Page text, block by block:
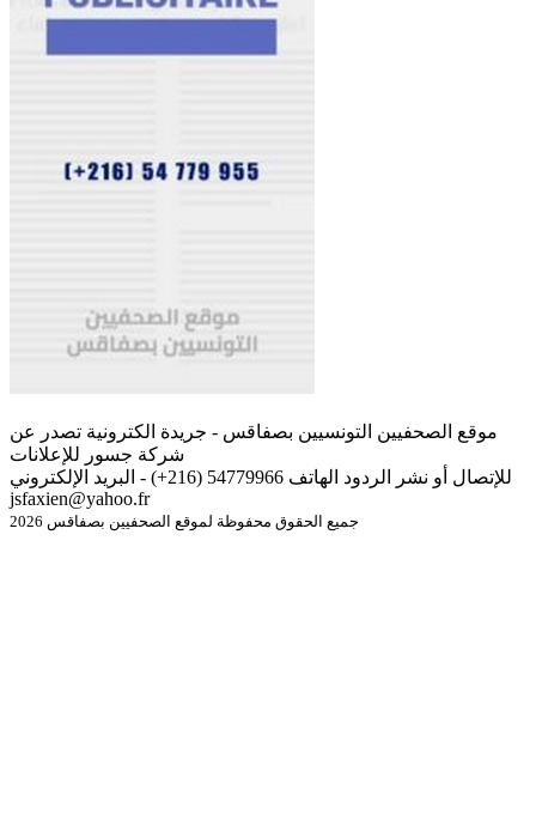
موقع الصحفيين التونسيين بصفاقس - جريدة الكترونية تصدر عن
شركة جسور للإعلانات
للإتصال أو نشر الردود الهاتف 54779966 (216+) - البريد الإلكتروني
jsfaxien@yahoo.fr
جميع الحقوق محفوظة لموقع الصحفيين بصفاقس 2026